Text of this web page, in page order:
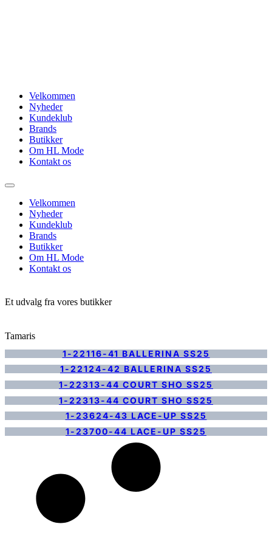
Velkommen
Nyheder
Kundeklub
Brands
Butikker
Om HL Mode
Kontakt os
Velkommen
Nyheder
Kundeklub
Brands
Butikker
Om HL Mode
Kontakt os
Et udvalg fra vores butikker
Tamaris
1-22116-41 BALLERINA SS25
1-22124-42 BALLERINA SS25
1-22313-44 COURT SHO SS25
1-22313-44 COURT SHO SS25
1-23624-43 LACE-UP SS25
1-23700-44 LACE-UP SS25